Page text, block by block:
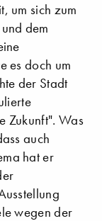
um sich zum
dem
es doch um
der Stadt
Zukunft". Was
auch
hat er
wegen der